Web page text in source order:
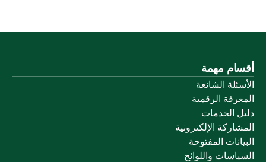
أقسام مهمة
الأسئلة الشائعة
المعرفة الرقمية
دليل الخدمات
المشاركة الإلكترونية
البيانات المفتوحة
السياسات واللوائح